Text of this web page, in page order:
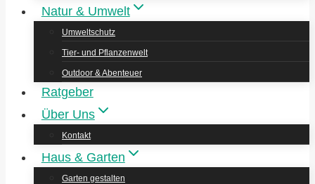
Natur & Umwelt
Umweltschutz
Tier- und Pflanzenwelt
Outdoor & Abenteuer
Ratgeber
Über Uns
Kontakt
Haus & Garten
Garten gestalten